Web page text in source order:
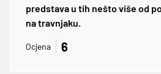
predstava u tih nešto više od
na travnjaku.
Ocjena 6